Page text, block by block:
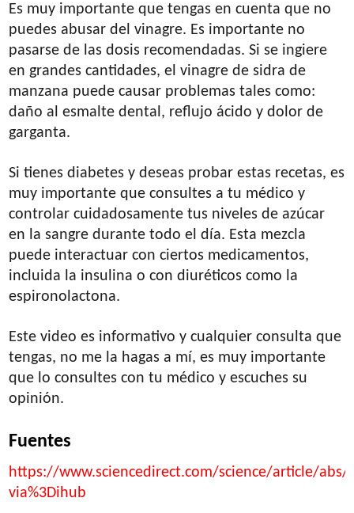
Es muy importante que tengas en cuenta que no
puedes abusar del vinagre. Es importante no
pasarse de las dosis recomendadas. Si se ingiere
en grandes cantidades, el vinagre de sidra de
manzana puede causar problemas tales como:
daño al esmalte dental, reflujo ácido y dolor de
garganta.
Si tienes diabetes y deseas probar estas recetas, es
muy importante que consultes a tu médico y
controlar cuidadosamente tus niveles de azúcar
en la sangre durante todo el día. Esta mezcla
puede interactuar con ciertos medicamentos,
incluida la insulina o con diuréticos como la
espironolactona.
Este video es informativo y cualquier consulta que
tengas, no me la hagas a mí, es muy importante
que lo consultes con tu médico y escuches su
opinión.
Fuentes
https://www.sciencedirect.com/science/article/abs/
via%3Dihub